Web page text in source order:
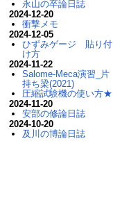
永山の卒論日誌
2024-12-20
衝撃メモ
2024-12-05
ひずみゲージ 貼り付
け方
2024-11-22
Salome-Meca演習_片
持ち梁(2021)
圧縮試験機の使い方★
2024-11-20
安部の修論日誌
2024-10-20
及川の博論日誌